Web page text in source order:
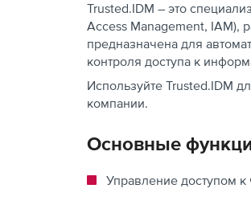
Trusted.IDM – это
Access Management, IAM),
предназначена для
контроля доступа к
Используйте Trusted.IDM
компании.
Основные
Управление доступом